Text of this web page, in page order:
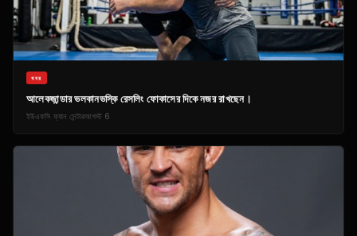
খবর
আলেকজান্ডার ভলকানভস্কি রেসলিং ফোকাসের দিকে নজর রাখছেন।
ইউএফসি ফ্যান সেন্টারআগস্ট 6